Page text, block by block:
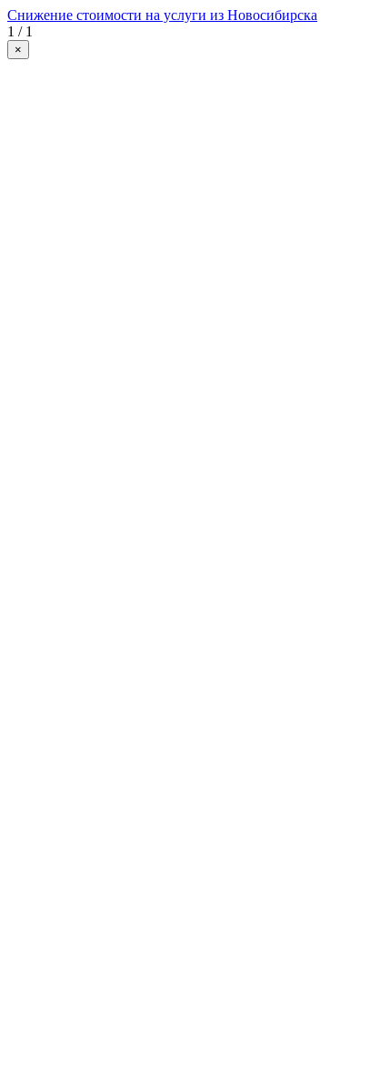
Снижение стоимости на услуги из Новосибирска
1 / 1
×